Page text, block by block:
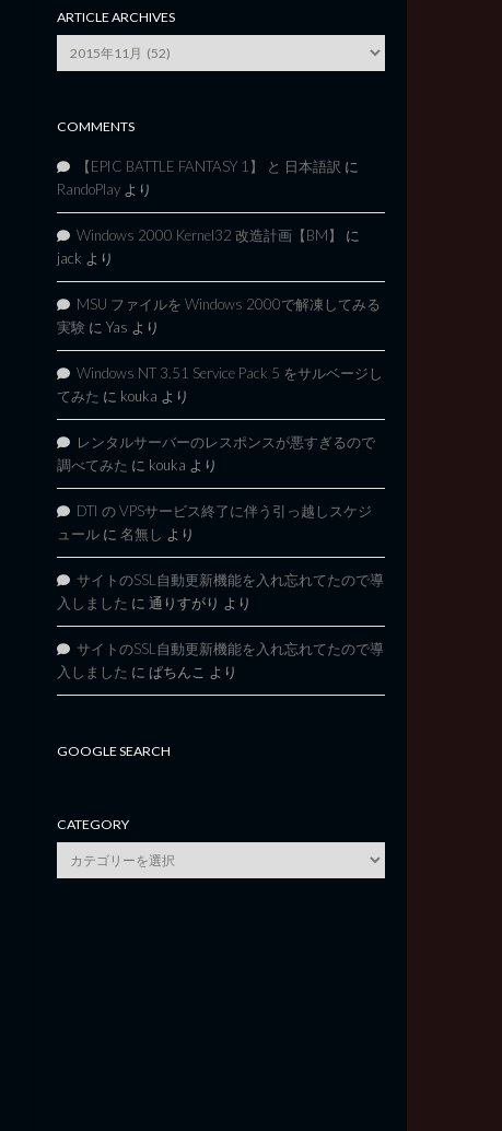
ARTICLE ARCHIVES
Archives
COMMENTS
【EPIC BATTLE FANTASY 1】 と 日本語訳 に
RandoPlay より
Windows 2000 Kernel32 改造計画【BM】
に
jack より
MSU ファイルを Windows 2000で解凍してみる
実験 に Yas より
Windows NT 3.51 Service Pack 5 をサルベージし
てみた に kouka より
レンタルサーバーのレスポンスが悪すぎるので
調べてみた に kouka より
DTI の VPSサービス終了に伴う引っ越しスケジ
ュール に 名無し より
サイトのSSL自動更新機能を入れ忘れてたので導
入しました に 通りすがり より
サイトのSSL自動更新機能を入れ忘れてたので導
入しました に ぱちんこ より
GOOGLE SEARCH
CATEGORY
category